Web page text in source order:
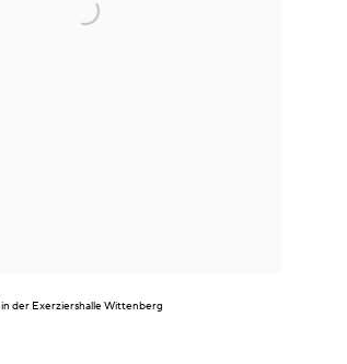
in der Exerziershalle Wittenberg